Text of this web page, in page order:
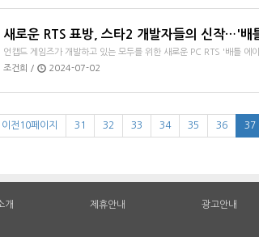
언캡드 게임즈가 개발하고 있는 모두를 위한 새로운 PC RTS '배틀 에
이전10페이지 31 32 33 34 35 36 37